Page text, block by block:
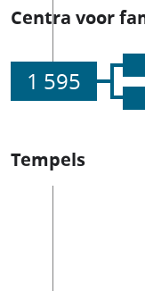
Centra voor
1 595
Tempels